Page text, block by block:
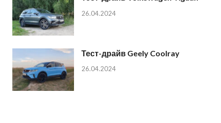
26.04.2024
Тест-драйв Geely Coolray
26.04.2024